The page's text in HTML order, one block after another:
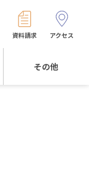
その他
資料請求 アクセス